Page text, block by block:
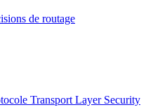
de routage
Transport Layer Security